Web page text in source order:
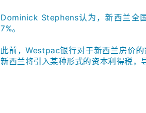
Dominick Stephens认为，新西兰全
7%。
此前，Westpac银行对于新西兰房价
新西兰将引入某种形式的资本利得税，